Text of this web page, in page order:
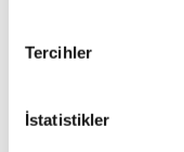
Tercihler
İstatistikler